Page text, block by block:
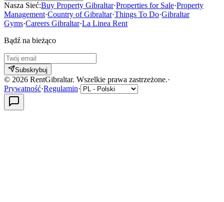
Nasza Sieć:Buy Property Gibraltar·Properties for Sale·Property
Management·Country of Gibraltar·Things To Do·Gibraltar
Gyms·Careers Gibraltar·La Linea Rent
Bądź na bieżąco
Subskrybuj
© 2026 RentGibraltar. Wszelkie prawa zastrzeżone.·
Prywatność·Regulamin·